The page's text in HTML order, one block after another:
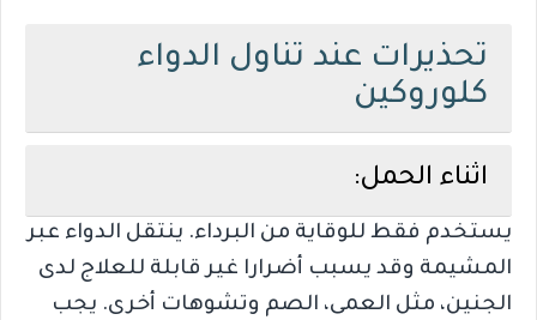
تحذيرات عند تناول الدواء
كلوروكين
اثناء الحمل:
يستخدم فقط للوقاية من البرداء. ينتقل الدواء عبر
المشيمة وقد يسبب أضرارا غير قابلة للعلاج لدى
الجنين، مثل العمى، الصم وتشوهات أخرى. يجب